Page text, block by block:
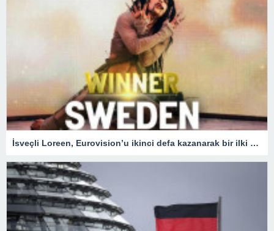
İsveçli Loreen, Eurovision’u ikinci defa kazanarak bir ilki gerçekleştirdi